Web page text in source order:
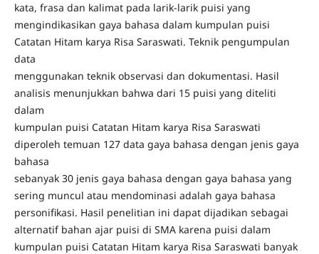
kata, frasa dan kalimat pada larik-larik puisi yang
mengindikasikan gaya bahasa dalam kumpulan puisi
Catatan Hitam karya Risa Saraswati. Teknik pengumpulan
data
menggunakan teknik observasi dan dokumentasi. Hasil
analisis menunjukkan bahwa dari 15 puisi yang diteliti
dalam
kumpulan puisi Catatan Hitam karya Risa Saraswati
diperoleh temuan 127 data gaya bahasa dengan jenis gaya
bahasa
sebanyak 30 jenis gaya bahasa dengan gaya bahasa yang
sering muncul atau mendominasi adalah gaya bahasa
personifikasi. Hasil penelitian ini dapat dijadikan sebagai
alternatif bahan ajar puisi di SMA karena puisi dalam
kumpulan puisi Catatan Hitam karya Risa Saraswati banyak